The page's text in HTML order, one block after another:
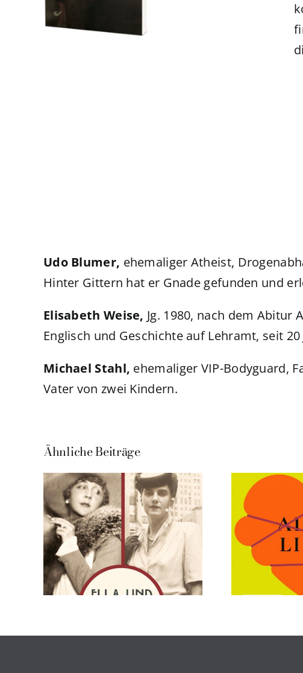
Udo Blumer, ehemaliger Atheist,
Hinter Gittern hat er Gnade gefunden und
Elisabeth Weise, Jg. 1980, nach dem Abitur
Englisch und Geschichte auf Lehramt, seit
Michael Stahl, ehemaliger VIP-Bodyguard,
Vater von zwei Kindern.
Ähnliche Beiträge